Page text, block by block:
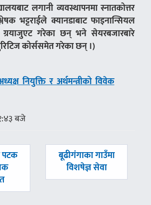
लगानी व्यवस्थापनमा स्नातकोत्तर
भट्टराईले क्यानडाबाट फाइनान्सियल
ग्रयाजुएट गरेका छन् भने सेयरबजारबारे
कोर्ससमेत गरेका छन् ।)
नियुक्ति र अर्थमन्त्रीको विवेक
बजे
पटक
अघिल्लाे
बूढीगंगाका गाउँमा
विशषेज्ञ सेवा